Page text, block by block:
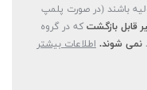
باشند (در صورت پلمپ
قابل بازگشت که در گروه
نمی شوند. اطلاعات بیشتر